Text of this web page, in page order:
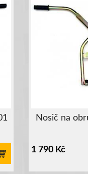
Nosič na
1 790 Kč